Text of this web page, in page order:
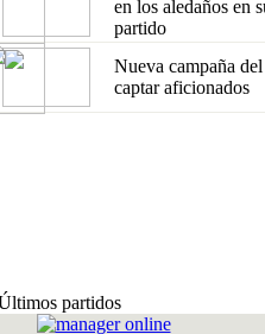
en los aledaños en
partido
Nueva campaña del
captar aficionados
partidos